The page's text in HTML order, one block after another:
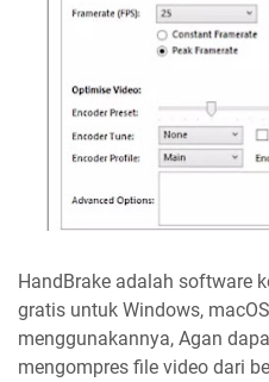
HandBrake adalah software
gratis untuk Windows,
menggunakannya, Agan
mengompres file video dari